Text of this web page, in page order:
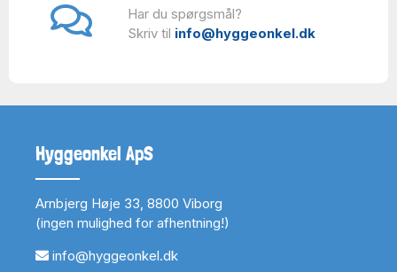
Har du spørgsmål?
Skriv til info@hyggeonkel.dk
Hyggeonkel ApS
Arnbjerg Høje 33, 8800 Viborg
(ingen mulighed for afhentning!)
info@hyggeonkel.dk